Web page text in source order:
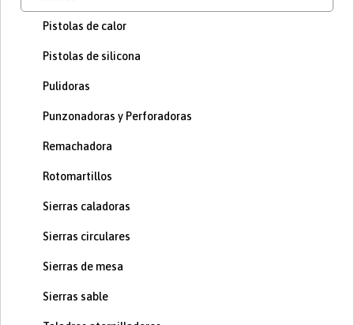
Pistolas de calor
Pistolas de silicona
Pulidoras
Punzonadoras y Perforadoras
Remachadora
Rotomartillos
Sierras caladoras
Sierras circulares
Sierras de mesa
Sierras sable